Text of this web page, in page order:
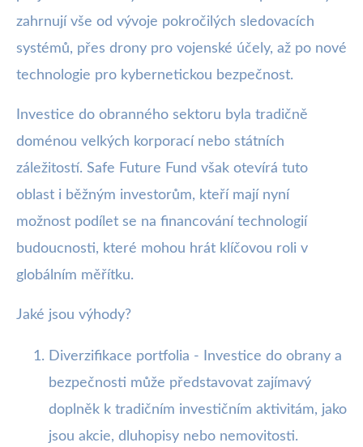
zahrnují vše od vývoje pokročilých sledovacích
systémů, přes drony pro vojenské účely, až po nové
technologie pro kybernetickou bezpečnost.
Investice do obranného sektoru byla tradičně
doménou velkých korporací nebo státních
záležitostí. Safe Future Fund však otevírá tuto
oblast i běžným investorům, kteří mají nyní
možnost podílet se na financování technologií
budoucnosti, které mohou hrát klíčovou roli v
globálním měřítku.
Jaké jsou výhody?
Diverzifikace portfolia - Investice do obrany a
bezpečnosti může představovat zajímavý
doplněk k tradičním investičním aktivitám, jako
jsou akcie, dluhopisy nebo nemovitosti.